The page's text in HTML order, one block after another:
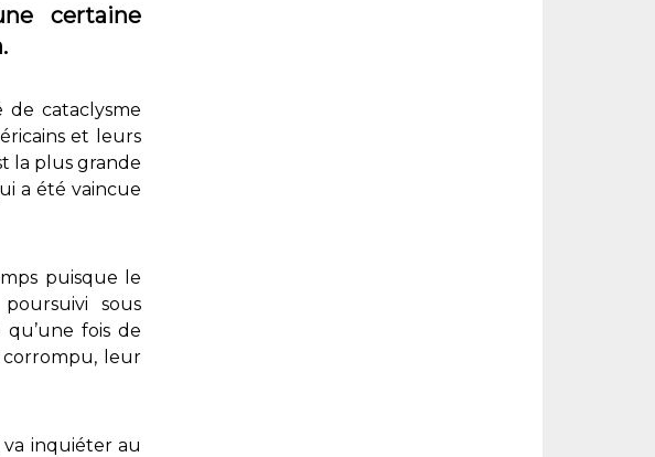
certaine
de cataclysme
et leurs
la plus grande
a été vaincue
puisque le
sous
qu’une fois de
corrompu, leur
inquiéter au